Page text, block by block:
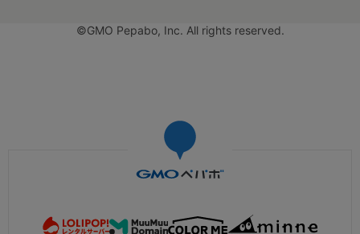
©GMO Pepabo, Inc. All rights reserved.